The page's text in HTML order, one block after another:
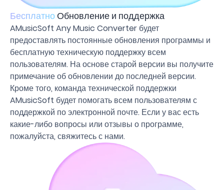
БесплатноОбновление и поддержка
AMusicSoft Any Music Converter будет
предоставлять постоянные обновления программы и
бесплатную техническую поддержку всем
пользователям. На основе старой версии вы получите
примечание об обновлении до последней версии.
Кроме того, команда технической поддержки
AMusicSoft будет помогать всем пользователям с
поддержкой по электронной почте. Если у вас есть
какие-либо вопросы или отзывы о программе,
пожалуйста, свяжитесь с нами.